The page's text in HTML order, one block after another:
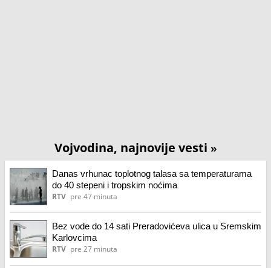
Vojvodina, najnovije vesti »
Danas vrhunac toplotnog talasa sa temperaturama
do 40 stepeni i tropskim noćima
RTV pre 47 minuta
Bez vode do 14 sati Preradovićeva ulica u Sremskim
Karlovcima
RTV pre 27 minuta